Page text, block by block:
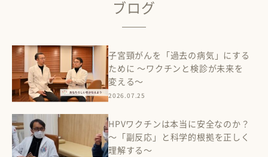
ブログ
子宮頸がんを「過去の病気」にする
ために 〜ワクチンと検診が未来を
変える〜
2026.07.25
HPVワクチンは本当に安全なのか？
〜「副反応」と科学的根拠を正しく
理解する〜